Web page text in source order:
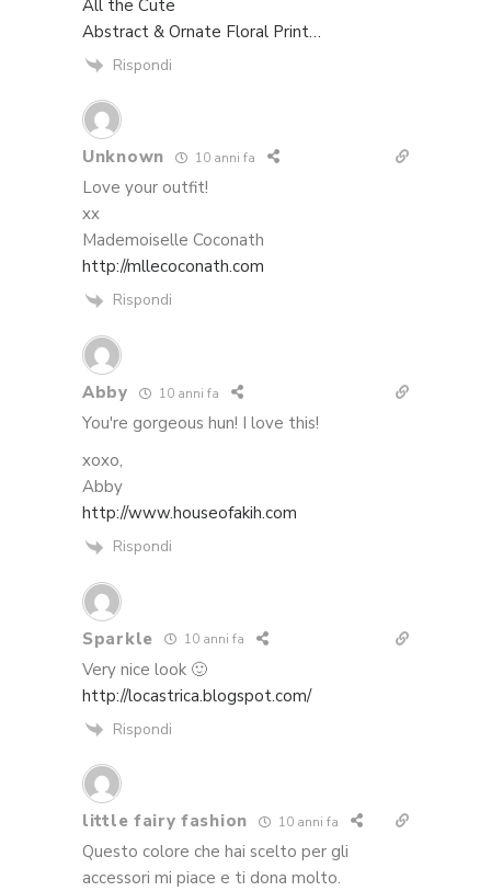
All the Cute
Abstract & Ornate Floral Print…
Rispondi
Unknown 10 anni fa
Love your outfit!
xx
Mademoiselle Coconath
http://mllecoconath.com
Rispondi
Abby 10 anni fa
You're gorgeous hun! I love this!
xoxo,
Abby
http://www.houseofakih.com
Rispondi
Sparkle 10 anni fa
Very nice look 🙂
http://locastrica.blogspot.com/
Rispondi
little fairy fashion 10 anni fa
Questo colore che hai scelto per gli
accessori mi piace e ti dona molto.